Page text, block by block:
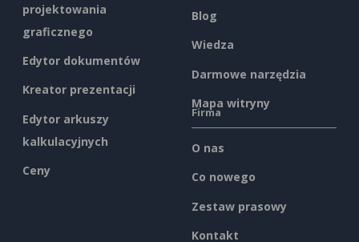
projektowania
graficznego
Edytor dokumentów
Kreator prezentacji
Edytor arkuszy
kalkulacyjnych
Ceny
Blog
Wiedza
Darmowe narzędzia
Mapa witryny
Firma
O nas
Co nowego
Zestaw prasowy
Kontakt